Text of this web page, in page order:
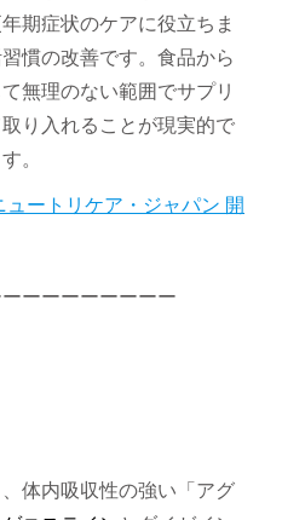
期症状のケアに役立ちま
慣の改善です。食品から
無理のない範囲でサプリ
り入れることが現実的で
。
ートリケア・ジャパン 開
ーーーーーーーー
体内吸収性の強い「アグ